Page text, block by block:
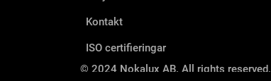
Kontakt
ISO certifieringar
© 2024 Nokalux AB. All rights reserved.